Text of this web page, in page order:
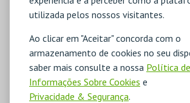
utilizada pelos nossos visitantes.
Ao clicar em "Aceitar" concorda com o
armazenamento de cookies no seu
saber mais consulte a nossa Política
Informações Sobre Cookies e
Privacidade & Segurança.